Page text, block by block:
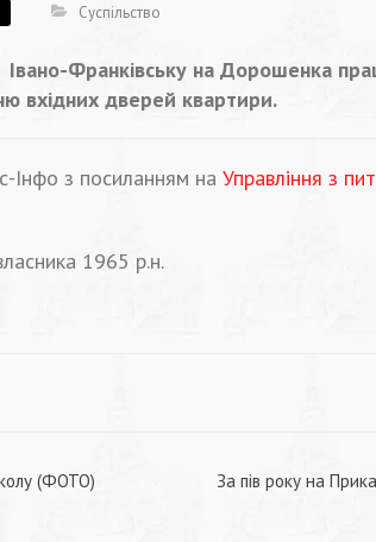
Суспільство
Франківську на Дорошенка
вхідних дверей квартири.
Інфо з посиланням на Управління з
1965 р.н.
(ФОТО)
За пів року на